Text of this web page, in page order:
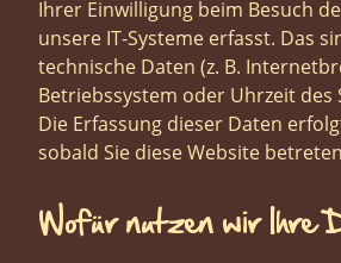
Ihrer Einwilligung beim Besuch
unsere IT-Systeme erfasst. Das
technische Daten (z. B.
Betriebssystem oder Uhrzeit des
Die Erfassung dieser Daten
sobald Sie diese Website
Wofür nutzen wir Ihre